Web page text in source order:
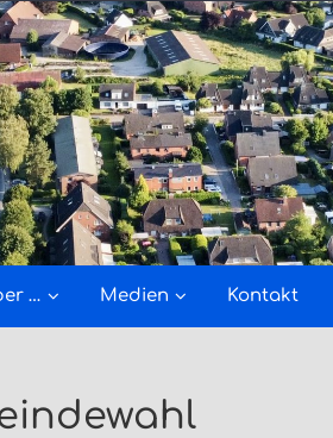
… Medien Kontakt